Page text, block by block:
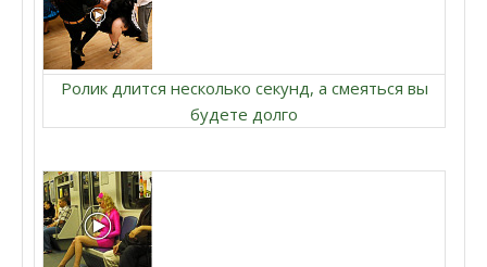
Ролик длится несколько секунд, а смеяться вы
будете долго